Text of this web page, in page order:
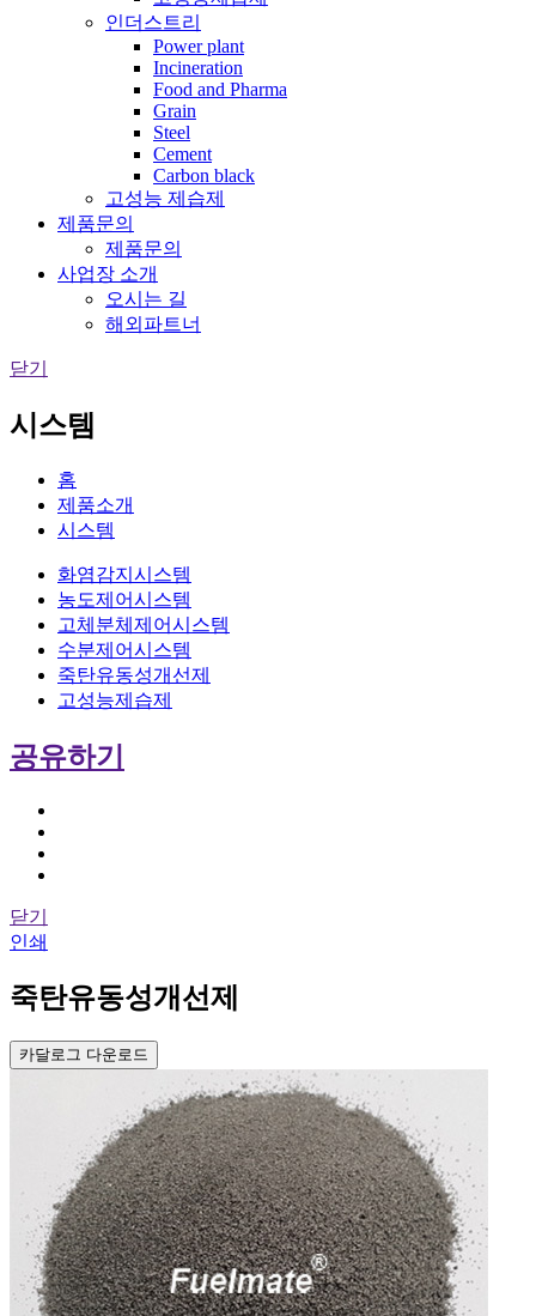
인더스트리
Power plant
Incineration
Food and Pharma
Grain
Steel
Cement
Carbon black
고성능 제습제
제품문의
제품문의
사업장 소개
오시는 길
해외파트너
닫기
시스템
홈
제품소개
시스템
화염감지시스템
농도제어시스템
고체분체제어시스템
수분제어시스템
죽탄유동성개선제
고성능제습제
공유하기
닫기
인쇄
죽탄유동성개선제
카달로그 다운로드